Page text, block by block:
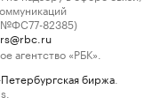
№ФС77-82385)
агентство «РБК».
биржа